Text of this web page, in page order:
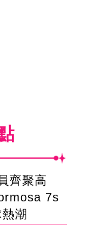
齊聚高
7s
潮